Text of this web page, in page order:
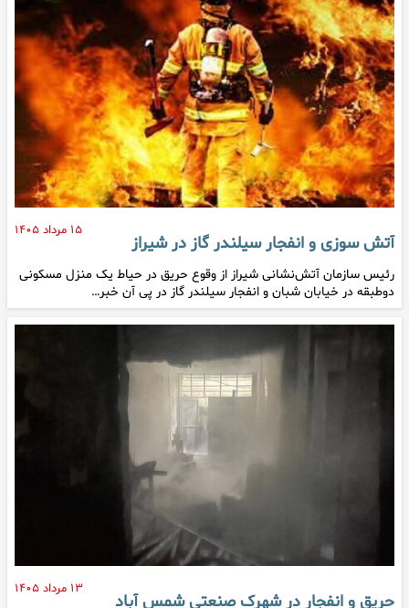
۱۵ مرداد ۱۴۰۵
آتش سوزی و انفجار سیلندر گاز در شیراز
رئیس سازمان آتش‌نشانی شیراز از وقوع حریق در حیاط یک منزل مسکونی
دوطبقه در خیابان شبان و انفجار سیلندر گاز در پی آن خبر…
۱۳ مرداد ۱۴۰۵
حریق و انفجار در شهرک صنعتی شمس آباد